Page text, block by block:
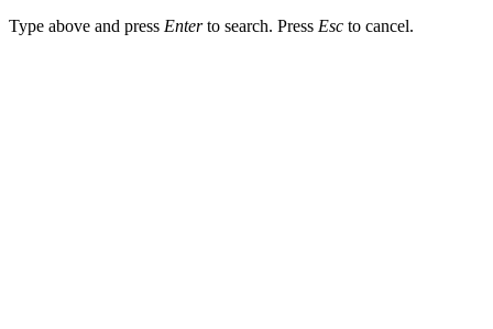
Type above and press Enterto search. Press Esc to cancel.